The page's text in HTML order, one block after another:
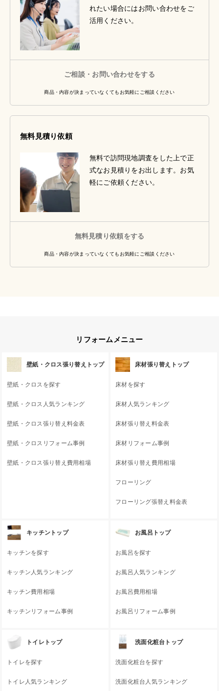
れたい場合にはお問い合わせをご
活用ください。
ご相談・お問い合わせをする
商品・内容が決まっていなくてもお気軽にご相談ください
無料見積り依頼
無料で訪問現地調査をした上で正
式なお見積りをお出します。お気
軽にご依頼ください。
無料見積り依頼をする
商品・内容が決まっていなくてもお気軽にご相談ください
リフォームメニュー
壁紙・クロス張り替えトップ
壁紙・クロスを探す
壁紙・クロス人気ランキング
壁紙・クロス張り替え料金表
壁紙・クロスリフォーム事例
壁紙・クロス張り替え費用相場
床材張り替えトップ
床材を探す
床材人気ランキング
床材張り替え料金表
床材リフォーム事例
床材張り替え費用相場
フローリング
フローリング張替え料金表
キッチントップ
キッチンを探す
キッチン人気ランキング
キッチン費用相場
キッチンリフォーム事例
お風呂トップ
お風呂を探す
お風呂人気ランキング
お風呂費用相場
お風呂リフォーム事例
トイレトップ
トイレを探す
トイレ人気ランキング
洗面化粧台トップ
洗面化粧台を探す
洗面化粧台人気ランキング